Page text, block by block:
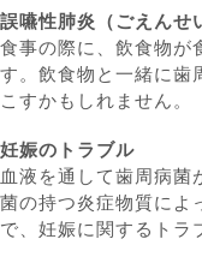
誤嚥性肺炎（ごえんせ
食事の際に、飲食物が
す。飲食物と一緒に歯
こすかもしれません。
妊娠のトラブル
血液を通して歯周病菌
菌の持つ炎症物質によ
で、妊娠に関するトラ